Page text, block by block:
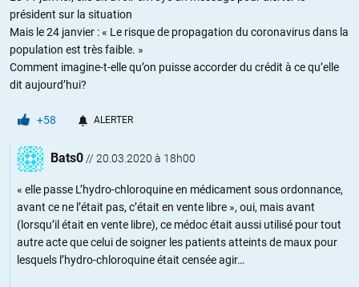
président sur la situation
Mais le 24 janvier : « Le risque de propagation du coronavirus dans la
population est très faible. »
Comment imagine-t-elle qu’on puisse accorder du crédit à ce qu’elle
dit aujourd’hui?
+58 ALERTER
Bats0 // 20.03.2020 à 18h00
« elle passe L’hydro-chloroquine en médicament sous ordonnance,
avant ce ne l’était pas, c’était en vente libre », oui, mais avant
(lorsqu’il était en vente libre), ce médoc était aussi utilisé pour tout
autre acte que celui de soigner les patients atteints de maux pour
lesquels l’hydro-chloroquine était censée agir…